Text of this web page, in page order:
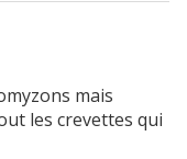
mais
les crevettes qui